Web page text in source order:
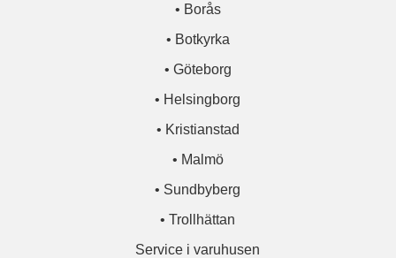
• Borås
• Botkyrka
• Göteborg
• Helsingborg
• Kristianstad
• Malmö
• Sundbyberg
• Trollhättan
Service i varuhusen